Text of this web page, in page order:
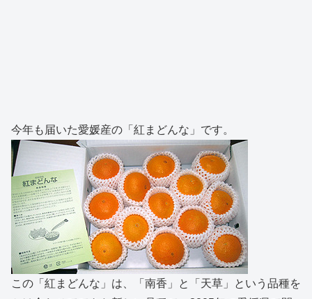
今年も届いた愛媛産の「紅まどんな」です。
この「紅まどんな」は、「南香」と「天草」という品種を